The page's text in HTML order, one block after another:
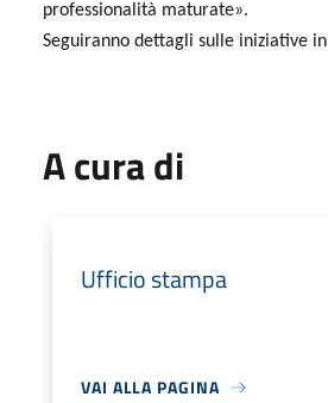
professionalità maturate».
Seguiranno dettagli sulle iniziative
A cura di
Ufficio stampa
VAI ALLA PAGINA